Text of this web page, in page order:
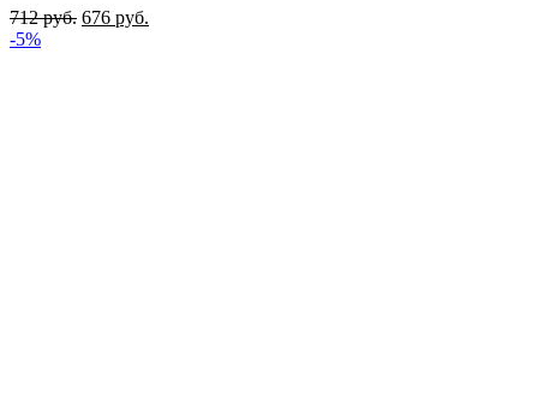
712руб. 676 руб.
-5%